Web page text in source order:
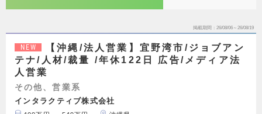
掲載期間 26/08/06～26/08/19
NEW
【沖縄/法人営業】宜野湾市/ジョブアン
テナ/人材/裁量 /年休122日 広告/メディア法
人営業
その他、営業系
インタラクティブ株式会社